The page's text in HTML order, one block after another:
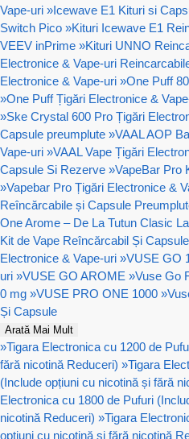
Vape-uri »Icewave E1 Kituri si
Switch Pico »Kituri Icewave E1
VEEV inPrime »Kituri UNNO
Electronice & Vape-uri
Electronice & Vape-uri »One Puff
»One Puff Țigări Electronice &
»Ske Crystal 600 Pro Țigări
Capsule preumplute »VAAL AOP
Vape-uri »VAAL Vape Țigări
Capsule Si Rezerve »VapeBar Pro
»Vapebar Pro Țigări Electronice &
Reîncărcabile și Capsule
One Arome – De La Tutun Clasic
Kit de Vape Reîncărcabil Și Capsule
Electronice & Vape-uri »VUSE GO
uri »VUSE GO AROME »Vuse Go
0 mg »VUSE PRO ONE 1000 »
Și Capsule
Arată Mai Mult
»Tigara Electronica cu 1200 de
fără nicotină Reduceri) »Tigara
(Include opțiuni cu nicotină și fără
Electronica cu 1800 de Pufuri
nicotină Reduceri) »Tigara
opțiuni cu nicotină și fără nicotină